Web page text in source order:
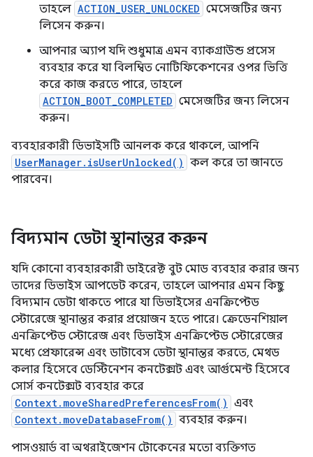
তাহলে ACTION_USER_UNLOCKED মেসেজটির জন্য
লিসেন করুন।
আপনার অ্যাপ যদি শুধুমাত্র এমন ব্যাকগ্রাউন্ড প্রসেস
ব্যবহার করে যা বিলম্বিত নোটিফিকেশনের ওপর ভিত্তি
করে কাজ করতে পারে, তাহলে
ACTION_BOOT_COMPLETED মেসেজটির জন্য লিসেন
করুন।
ব্যবহারকারী ডিভাইসটি আনলক করে থাকলে, আপনি
UserManager.isUserUnlocked() কল করে তা জানতে
পারবেন।
বিদ্যমান ডেটা স্থানান্তর করুন
যদি কোনো ব্যবহারকারী ডাইরেক্ট বুট মোড ব্যবহার করার জন্য
তাদের ডিভাইস আপডেট করেন, তাহলে আপনার এমন কিছু
বিদ্যমান ডেটা থাকতে পারে যা ডিভাইসের এনক্রিপ্টেড
স্টোরেজে স্থানান্তর করার প্রয়োজন হতে পারে। ক্রেডেনশিয়াল
এনক্রিপ্টেড স্টোরেজ এবং ডিভাইস এনক্রিপ্টেড স্টোরেজের
মধ্যে প্রেফারেন্স এবং ডাটাবেস ডেটা স্থানান্তর করতে, মেথড
কলার হিসেবে ডেস্টিনেশন কনটেক্সট এবং আর্গুমেন্ট হিসেবে
সোর্স কনটেক্সট ব্যবহার করে
Context.moveSharedPreferencesFrom() এবং
Context.moveDatabaseFrom() ব্যবহার করুন।
পাসওয়ার্ড বা অথরাইজেশন টোকেনের মতো ব্যক্তিগত